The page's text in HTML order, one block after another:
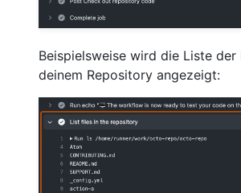
Beispielsweise wird die Liste der
deinem Repository angezeigt: